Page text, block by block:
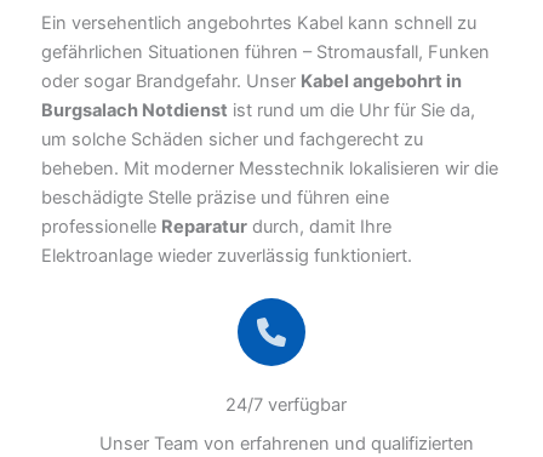
Ein versehentlich angebohrtes Kabel kann schnell zu
gefährlichen Situationen führen – Stromausfall, Funken
oder sogar Brandgefahr. Unser Kabel angebohrt in
Burgsalach Notdienst ist rund um die Uhr für Sie da,
um solche Schäden sicher und fachgerecht zu
beheben. Mit moderner Messtechnik lokalisieren wir die
beschädigte Stelle präzise und führen eine
professionelle Reparatur durch, damit Ihre
Elektroanlage wieder zuverlässig funktioniert.
24/7 verfügbar
Unser Team von erfahrenen und qualifizierten